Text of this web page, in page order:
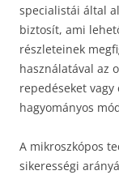
specialistái által
biztosít, ami
részleteinek
használatával az
repedéseket
hagyományos
A mikroszkópos
sikerességi